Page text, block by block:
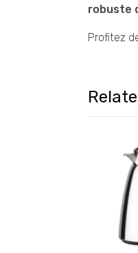
robuste
Profitez